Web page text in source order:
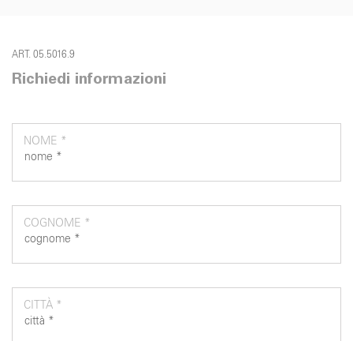
ART. 05.5016.9
Richiedi informazioni
NOME *
COGNOME *
CITTÀ *